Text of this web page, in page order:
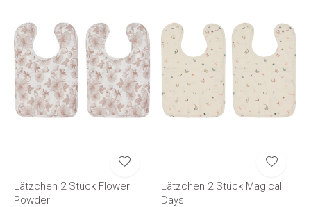
Lätzchen 2 Stück Flower
Powder
Lätzchen 2 Stück Magical
Days